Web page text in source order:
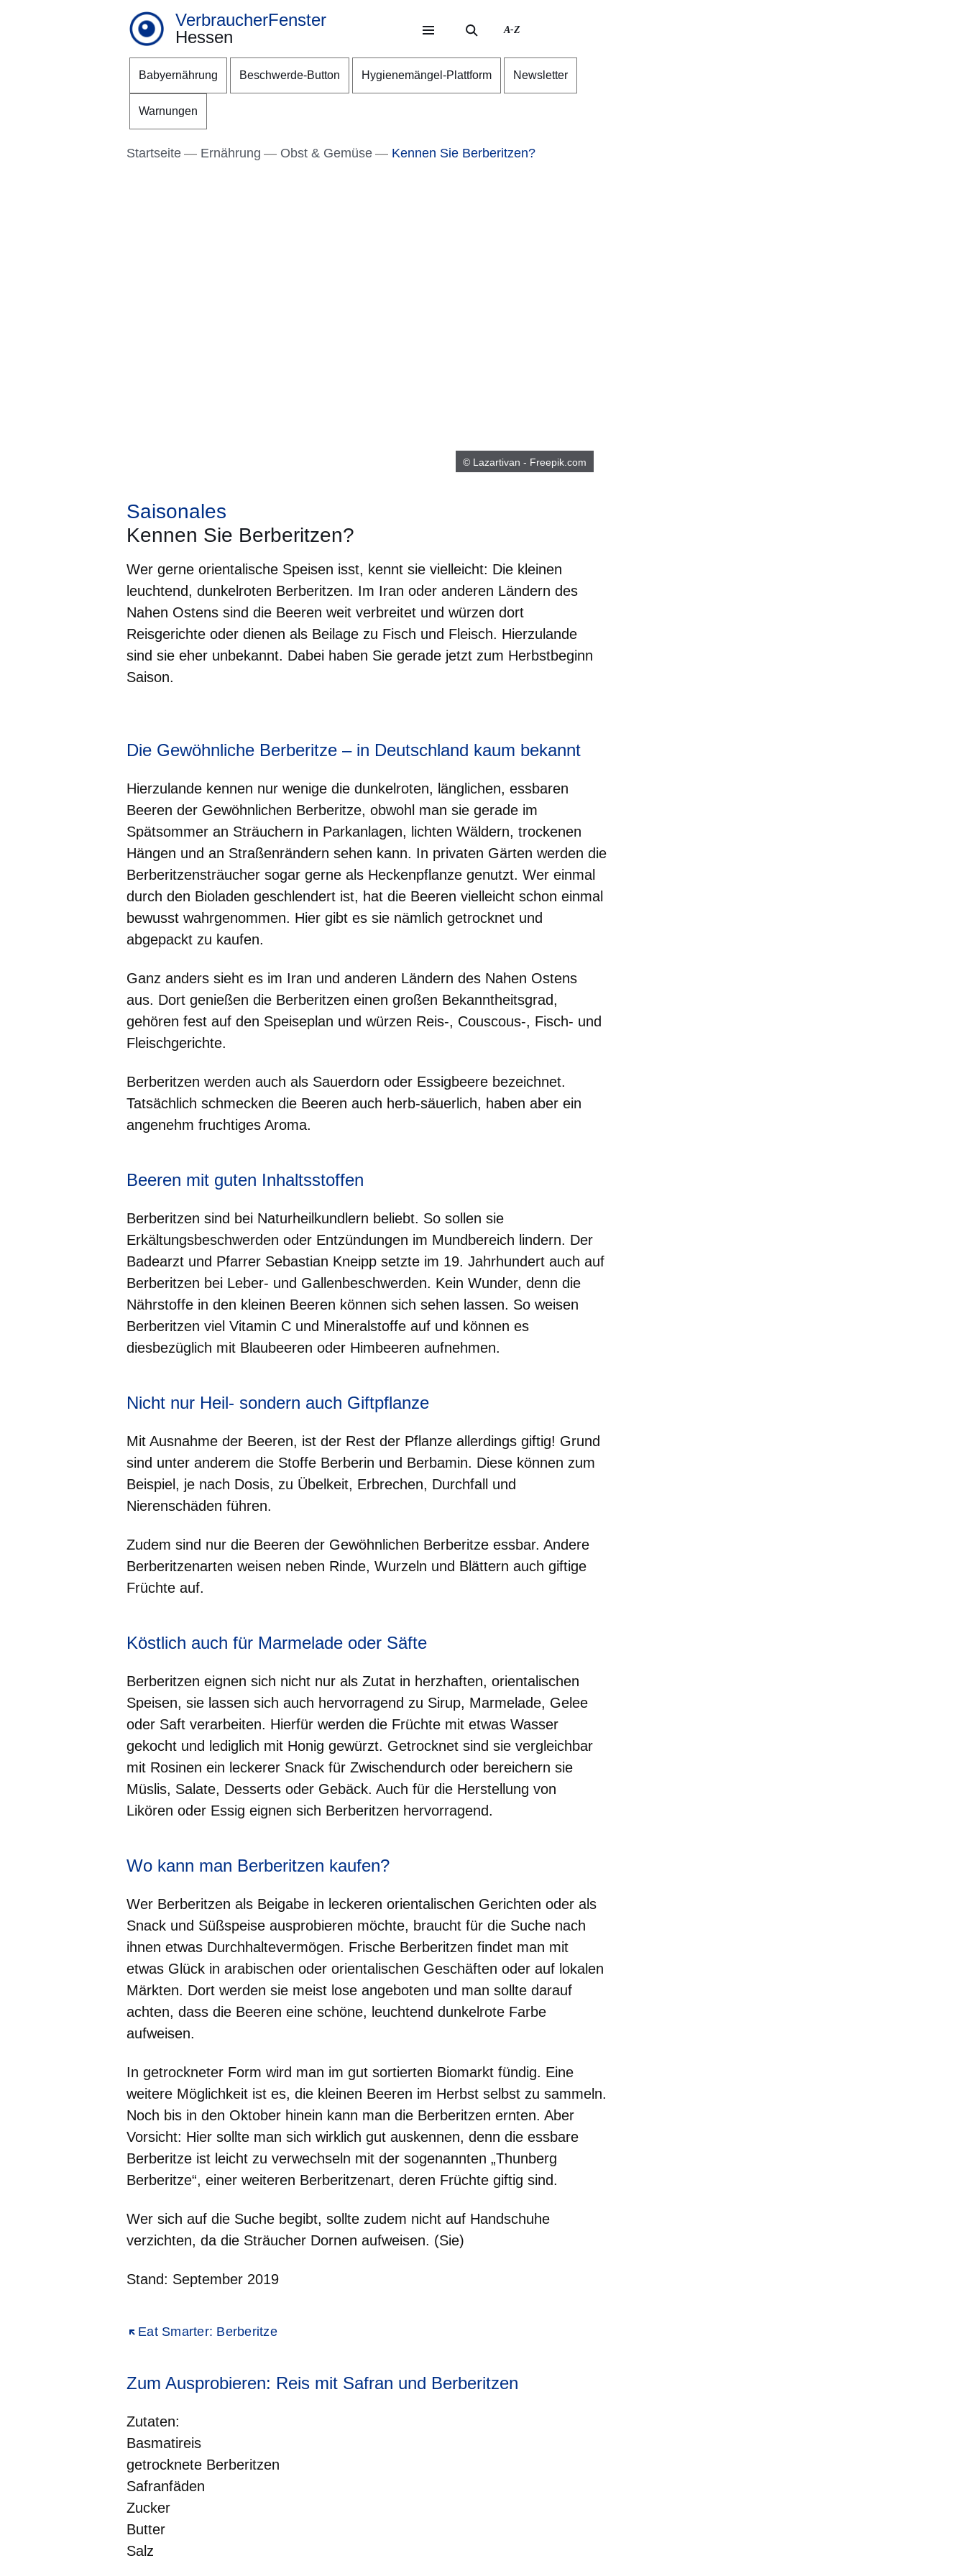
Direkt zum Kopf der Seite
Direkt zum Inhalt
Direkt zum Fuß der Seite
VerbraucherFenster
Hessen
A-Z
Babyernährung Beschwerde-Button Hygienemängel-Plattform Newsletter
Warnungen
Startseite Ernährung Obst & Gemüse Kennen Sie Berberitzen?
© Lazartivan - Freepik.com
Saisonales
Kennen Sie Berberitzen?
Wer gerne orientalische Speisen isst, kennt sie vielleicht: Die kleinen
leuchtend, dunkelroten Berberitzen. Im Iran oder anderen Ländern des
Nahen Ostens sind die Beeren weit verbreitet und würzen dort
Reisgerichte oder dienen als Beilage zu Fisch und Fleisch. Hierzulande
sind sie eher unbekannt. Dabei haben Sie gerade jetzt zum Herbstbeginn
Saison.
Die Gewöhnliche Berberitze – in Deutschland kaum bekannt
Hierzulande kennen nur wenige die dunkelroten, länglichen, essbaren
Beeren der Gewöhnlichen Berberitze, obwohl man sie gerade im
Spätsommer an Sträuchern in Parkanlagen, lichten Wäldern, trockenen
Hängen und an Straßenrändern sehen kann. In privaten Gärten werden die
Berberitzensträucher sogar gerne als Heckenpflanze genutzt. Wer einmal
durch den Bioladen geschlendert ist, hat die Beeren vielleicht schon einmal
bewusst wahrgenommen. Hier gibt es sie nämlich getrocknet und
abgepackt zu kaufen.
Ganz anders sieht es im Iran und anderen Ländern des Nahen Ostens
aus. Dort genießen die Berberitzen einen großen Bekanntheitsgrad,
gehören fest auf den Speiseplan und würzen Reis-, Couscous-, Fisch- und
Fleischgerichte.
Berberitzen werden auch als Sauerdorn oder Essigbeere bezeichnet.
Tatsächlich schmecken die Beeren auch herb-säuerlich, haben aber ein
angenehm fruchtiges Aroma.
Beeren mit guten Inhaltsstoffen
Berberitzen sind bei Naturheilkundlern beliebt. So sollen sie
Erkältungsbeschwerden oder Entzündungen im Mundbereich lindern. Der
Badearzt und Pfarrer Sebastian Kneipp setzte im 19. Jahrhundert auch auf
Berberitzen bei Leber- und Gallenbeschwerden. Kein Wunder, denn die
Nährstoffe in den kleinen Beeren können sich sehen lassen. So weisen
Berberitzen viel Vitamin C und Mineralstoffe auf und können es
diesbezüglich mit Blaubeeren oder Himbeeren aufnehmen.
Nicht nur Heil- sondern auch Giftpflanze
Mit Ausnahme der Beeren, ist der Rest der Pflanze allerdings giftig! Grund
sind unter anderem die Stoffe Berberin und Berbamin. Diese können zum
Beispiel, je nach Dosis, zu Übelkeit, Erbrechen, Durchfall und
Nierenschäden führen.
Zudem sind nur die Beeren der Gewöhnlichen Berberitze essbar. Andere
Berberitzenarten weisen neben Rinde, Wurzeln und Blättern auch giftige
Früchte auf.
Köstlich auch für Marmelade oder Säfte
Berberitzen eignen sich nicht nur als Zutat in herzhaften, orientalischen
Speisen, sie lassen sich auch hervorragend zu Sirup, Marmelade, Gelee
oder Saft verarbeiten. Hierfür werden die Früchte mit etwas Wasser
gekocht und lediglich mit Honig gewürzt. Getrocknet sind sie vergleichbar
mit Rosinen ein leckerer Snack für Zwischendurch oder bereichern sie
Müslis, Salate, Desserts oder Gebäck. Auch für die Herstellung von
Likören oder Essig eignen sich Berberitzen hervorragend.
Wo kann man Berberitzen kaufen?
Wer Berberitzen als Beigabe in leckeren orientalischen Gerichten oder als
Snack und Süßspeise ausprobieren möchte, braucht für die Suche nach
ihnen etwas Durchhaltevermögen. Frische Berberitzen findet man mit
etwas Glück in arabischen oder orientalischen Geschäften oder auf lokalen
Märkten. Dort werden sie meist lose angeboten und man sollte darauf
achten, dass die Beeren eine schöne, leuchtend dunkelrote Farbe
aufweisen.
In getrockneter Form wird man im gut sortierten Biomarkt fündig. Eine
weitere Möglichkeit ist es, die kleinen Beeren im Herbst selbst zu sammeln.
Noch bis in den Oktober hinein kann man die Berberitzen ernten. Aber
Vorsicht: Hier sollte man sich wirklich gut auskennen, denn die essbare
Berberitze ist leicht zu verwechseln mit der sogenannten „Thunberg
Berberitze“, einer weiteren Berberitzenart, deren Früchte giftig sind.
Wer sich auf die Suche begibt, sollte zudem nicht auf Handschuhe
verzichten, da die Sträucher Dornen aufweisen. (Sie)
Stand: September 2019
Eat Smarter: Berberitze
Öffnet sich in einem neuen Fenster
Zum Ausprobieren: Reis mit Safran und Berberitzen
Zutaten:
Basmatireis
getrocknete Berberitzen
Safranfäden
Zucker
Butter
Salz